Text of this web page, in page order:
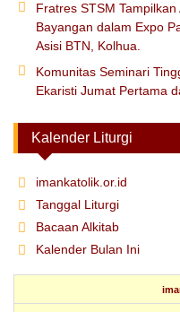
Fratres STSM
Bayangan dalam Expo
Asisi BTN, Kolhua.
Komunitas Seminari
Ekaristi Jumat Pertama
Kalender Liturgi
imankatolik.or.id
Tanggal Liturgi
Bacaan Alkitab
Kalender Bulan Ini